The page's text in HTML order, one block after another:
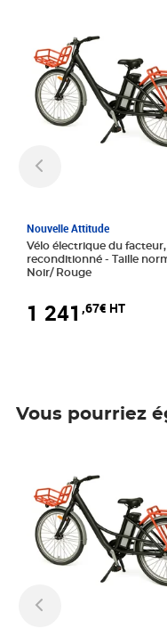
Nouvelle Attitude
Vélo électrique du facteur,
reconditionné - Taille normale -
Noir/ Rouge
1 241 ,67€ HT
Vous pourriez